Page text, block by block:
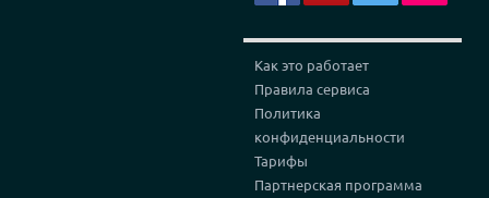
Как это работает
Правила сервиса
Политика
конфиденциальности
Тарифы
Партнерская программа